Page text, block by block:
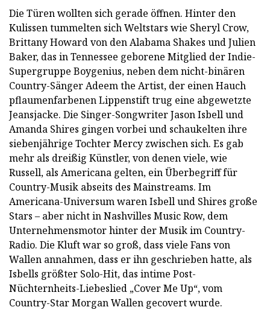
Die Türen wollten sich gerade öffnen. Hinter den
Kulissen tummelten sich Weltstars wie Sheryl Crow,
Brittany Howard von den Alabama Shakes und Julien
Baker, das in Tennessee geborene Mitglied der Indie-
Supergruppe Boygenius, neben dem nicht-binären
Country-Sänger Adeem the Artist, der einen Hauch
pflaumenfarbenen Lippenstift trug eine abgewetzte
Jeansjacke. Die Singer-Songwriter Jason Isbell und
Amanda Shires gingen vorbei und schaukelten ihre
siebenjährige Tochter Mercy zwischen sich. Es gab
mehr als dreißig Künstler, von denen viele, wie
Russell, als Americana gelten, ein Überbegriff für
Country-Musik abseits des Mainstreams. Im
Americana-Universum waren Isbell und Shires große
Stars – aber nicht in Nashvilles Music Row, dem
Unternehmensmotor hinter der Musik im Country-
Radio. Die Kluft war so groß, dass viele Fans von
Wallen annahmen, dass er ihn geschrieben hatte, als
Isbells größter Solo-Hit, das intime Post-
Nüchternheits-Liebeslied „Cover Me Up“, vom
Country-Star Morgan Wallen gecovert wurde.